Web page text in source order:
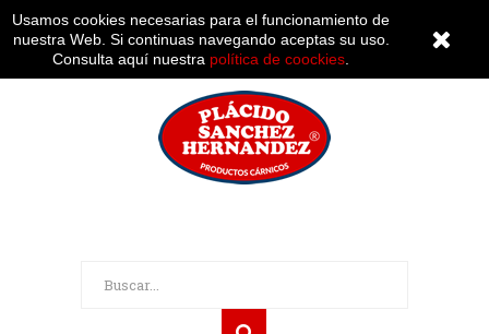
Usamos cookies necesarias para el funcionamiento de
nuestra Web. Si continuas navegando aceptas su uso.
Consulta aquí nuestra política de coockies